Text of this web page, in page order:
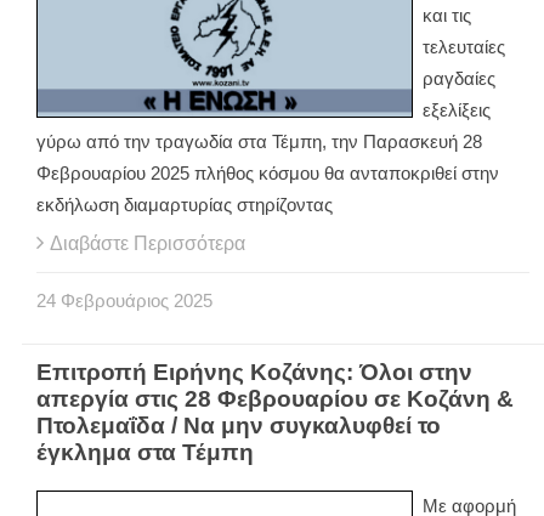
και τις
τελευταίες
ραγδαίες
εξελίξεις
γύρω από την τραγωδία στα Τέμπη, την Παρασκευή 28
Φεβρουαρίου 2025 πλήθος κόσμου θα ανταποκριθεί στην
εκδήλωση διαμαρτυρίας στηρίζοντας
Διαβάστε Περισσότερα
24 Φεβρουάριος 2025
Επιτροπή Ειρήνης Κοζάνης: Όλοι στην
απεργία στις 28 Φεβρουαρίου σε Κοζάνη &
Πτολεμαΐδα / Να μην συγκαλυφθεί το
έγκλημα στα Τέμπη
Με αφορμή